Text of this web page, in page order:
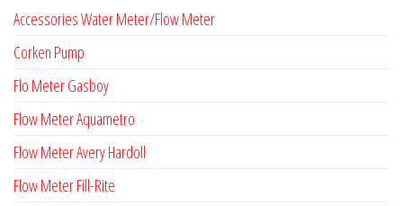
Accessories Water Meter/Flow Meter
Corken Pump
Flo Meter Gasboy
Flow Meter Aquametro
Flow Meter Avery Hardoll
Flow Meter Fill-Rite